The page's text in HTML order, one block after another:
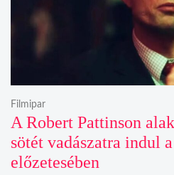
A Robert Pattinson
sötét vadászatra indul
előzetesében
Filmipar